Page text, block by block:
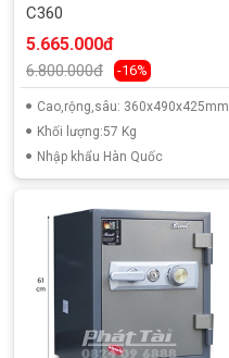
C360
5.665.000đ
6.800.000đ -16%
Cao,rộng,sâu: 360x490x425mm
Khối lượng:57 Kg
Nhập khẩu Hàn Quốc